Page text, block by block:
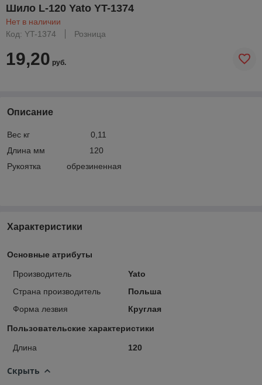
Шило L-120 Yato YT-1374
Нет в наличии
Код: YT-1374
Розница
19,20 руб.
Описание
Вес кг 0,11
Длина мм 120
Рукоятка обрезиненная
Характеристики
Основные атрибуты
Производитель
Yato
Страна производитель
Польша
Форма лезвия
Круглая
Пользовательские характеристики
Длина 120
Скрыть